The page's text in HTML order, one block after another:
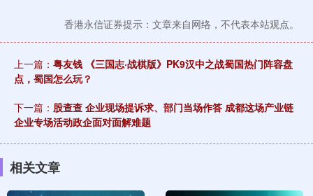
香港永信证券提示：文章来自网络，不代表本站观点。
上一篇： 粤友钱 《三国志·战棋版》PK9汉中之战蜀国热门阵容盘
点，蜀国怎么玩？
下一篇： 股查查 企业现场提诉求、部门当场作答 成都这场产业链
企业专场活动政企面对面解难题
相关文章